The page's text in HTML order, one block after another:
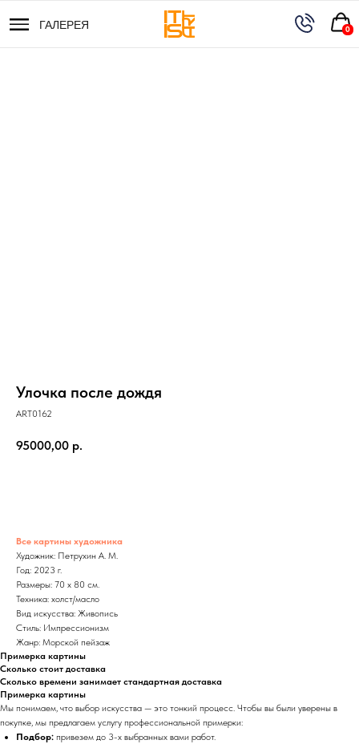
ГАЛЕРЕЯ
ГАЛЕРЕЯ 0
Улочка после дождя
ART0162
95000,00 р.
Все картины художника
Художник: Петрухин А. М.
Год: 2023 г.
Размеры: 70 x 80 см.
Техника: холст/масло
Вид искусства: Живопись
Стиль: Импрессионизм
Жанр: Морской пейзаж
Примерка картины
Сколько стоит доставка
Сколько времени занимает стандартная доставка
Примерка картины
Мы понимаем, что выбор искусства — это тонкий процесс. Чтобы вы были уверены в
покупке, мы предлагаем услугу профессиональной примерки:
Подбор: привезем до 3-х выбранных вами работ.